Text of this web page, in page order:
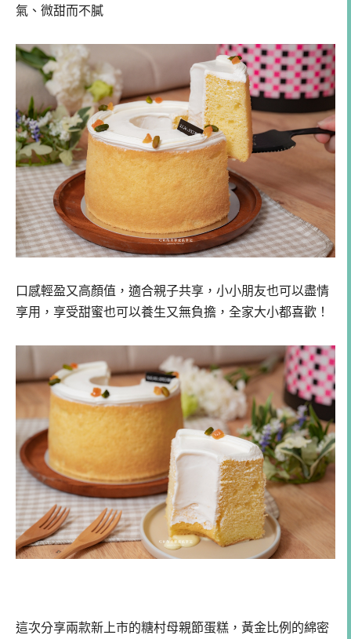
氣、微甜而不膩
口感輕盈又高顏值，適合親子共享，小小朋友也可以盡情
享用，享受甜蜜也可以養生又無負擔，全家大小都喜歡！
這次分享兩款新上市的糖村母親節蛋糕，黃金比例的綿密